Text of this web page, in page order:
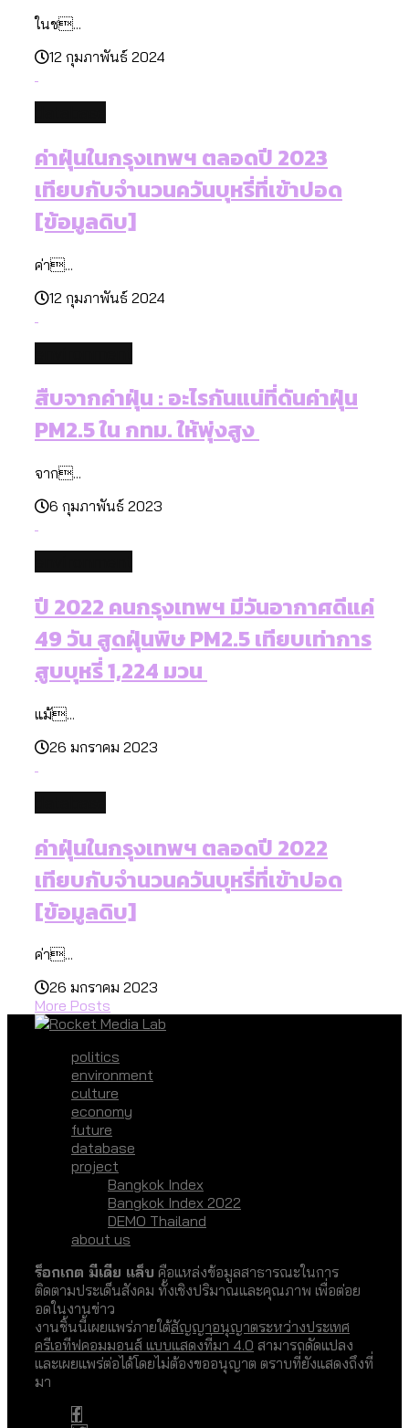
ในช...
12 กุมภาพันธ์ 2024
ค่าฝุ่นในกรุงเทพฯ ตลอดปี 2023
เทียบกับจำนวนควันบุหรี่ที่เข้าปอด
[ข้อมูลดิบ]
ค่า...
12 กุมภาพันธ์ 2024
สืบจากค่าฝุ่น : อะไรกันแน่ที่ดันค่าฝุ่น
PM2.5 ใน กทม. ให้พุ่งสูง
จาก...
6 กุมภาพันธ์ 2023
ปี 2022 คนกรุงเทพฯ มีวันอากาศดีแค่
49 วัน สูดฝุ่นพิษ PM2.5 เทียบเท่าการ
สูบบุหรี่ 1,224 มวน
แม้...
26 มกราคม 2023
ค่าฝุ่นในกรุงเทพฯ ตลอดปี 2022
เทียบกับจำนวนควันบุหรี่ที่เข้าปอด
[ข้อมูลดิบ]
ค่า...
26 มกราคม 2023
More Posts
politics
environment
culture
economy
future
database
project
Bangkok Index
Bangkok Index 2022
DEMO Thailand
about us
ร็อกเกต มีเดีย แล็บ คือแหล่งข้อมูลสาธารณะในการ
ติดตามประเด็นสังคม ทั้งเชิงปริมาณและคุณภาพ เพื่อต่อย
อดในงานข่าว
งานชิ้นนี้เผยแพร่ภายใต้สัญญาอนุญาตระหว่างประเทศ
ครีเอทีฟคอมมอนส์ แบบแสดงที่มา 4.0 สามารถดัดแปลง
และเผยแพร่ต่อได้โดยไม่ต้องขออนุญาต ตราบที่ยังแสดงถึงที่
มา